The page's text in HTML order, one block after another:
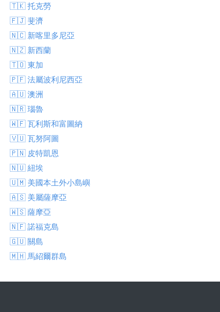
🇹🇰 托克勞
🇫🇯 斐濟
🇳🇨 新喀里多尼亞
🇳🇿 新西蘭
🇹🇴 東加
🇵🇫 法屬波利尼西亞
🇦🇺 澳洲
🇳🇷 瑙魯
🇼🇫 瓦利斯和富圖納
🇻🇺 瓦努阿圖
🇵🇳 皮特凱恩
🇳🇺 紐埃
🇺🇲 美國本土外小島嶼
🇦🇸 美屬薩摩亞
🇼🇸 薩摩亞
🇳🇫 諾福克島
🇬🇺 關島
🇲🇭 馬紹爾群島